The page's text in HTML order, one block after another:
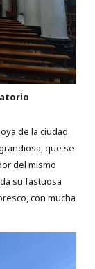
de la ciudad.
que se
del mismo
su fastuosa
con mucha